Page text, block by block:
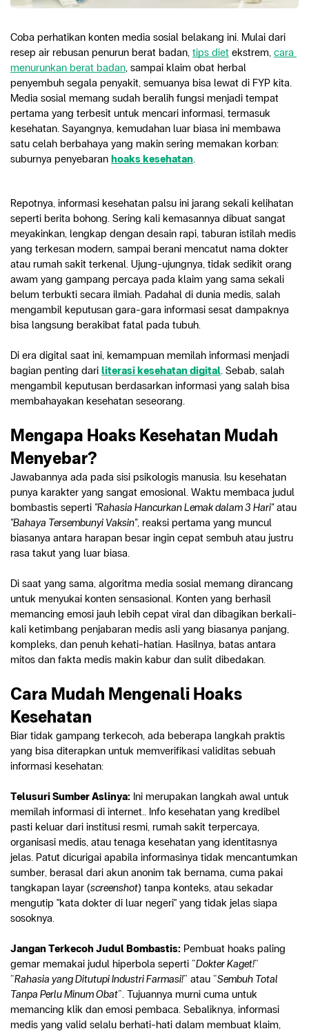
Coba perhatikan konten media sosial belakang ini. Mulai dari
resep air rebusan penurun berat badan, tips diet ekstrem, cara
menurunkan berat badan, sampai klaim obat herbal
penyembuh segala penyakit, semuanya bisa lewat di FYP kita.
Media sosial memang sudah beralih fungsi menjadi tempat
pertama yang terbesit untuk mencari informasi, termasuk
kesehatan. Sayangnya, kemudahan luar biasa ini membawa
satu celah berbahaya yang makin sering memakan korban:
suburnya penyebaran hoaks kesehatan.
Repotnya, informasi kesehatan palsu ini jarang sekali kelihatan
seperti berita bohong. Sering kali kemasannya dibuat sangat
meyakinkan, lengkap dengan desain rapi, taburan istilah medis
yang terkesan modern, sampai berani mencatut nama dokter
atau rumah sakit terkenal. Ujung-ujungnya, tidak sedikit orang
awam yang gampang percaya pada klaim yang sama sekali
belum terbukti secara ilmiah. Padahal di dunia medis, salah
mengambil keputusan gara-gara informasi sesat dampaknya
bisa langsung berakibat fatal pada tubuh.
Di era digital saat ini, kemampuan memilah informasi menjadi
bagian penting dari literasi kesehatan digital. Sebab, salah
mengambil keputusan berdasarkan informasi yang salah bisa
membahayakan kesehatan seseorang.
Mengapa Hoaks Kesehatan Mudah
Menyebar?
Jawabannya ada pada sisi psikologis manusia. Isu kesehatan
punya karakter yang sangat emosional. Waktu membaca judul
bombastis seperti "Rahasia Hancurkan Lemak dalam 3 Hari"
"Bahaya Tersembunyi Vaksin", reaksi pertama yang muncul
biasanya antara harapan besar ingin cepat sembuh atau justru
rasa takut yang luar biasa.
Di saat yang sama, algoritma media sosial memang dirancang
untuk menyukai konten sensasional. Konten yang berhasil
memancing emosi jauh lebih cepat viral dan dibagikan berkali-
kali ketimbang penjabaran medis asli yang biasanya panjang,
kompleks, dan penuh kehati-hatian. Hasilnya, batas antara
mitos dan fakta medis makin kabur dan sulit dibedakan.
Cara Mudah Mengenali Hoaks
Kesehatan
Biar tidak gampang terkecoh, ada beberapa langkah praktis
yang bisa diterapkan untuk memverifikasi validitas sebuah
informasi kesehatan:
Telusuri Sumber Aslinya: Ini merupakan langkah awal untuk
memilah informasi di internet.. Info kesehatan yang kredibel
pasti keluar dari institusi resmi, rumah sakit terpercaya,
organisasi medis, atau tenaga kesehatan yang identitasnya
jelas. Patut dicurigai apabila informasinya tidak mencantumkan
sumber, berasal dari akun anonim tak bernama, cuma pakai
tangkapan layar (screenshot) tanpa konteks, atau sekadar
mengutip "kata dokter di luar negeri" yang tidak jelas siapa
sosoknya.
Jangan Terkecoh Judul Bombastis: Pembuat hoaks paling
gemar memakai judul hiperbola seperti “Dokter Kaget!”
“Rahasia yang Ditutupi Industri Farmasi!” atau “Sembuh Total
Tanpa Perlu Minum Obat”. Tujuannya murni cuma untuk
memancing klik dan emosi pembaca. Sebaliknya, informasi
medis yang valid selalu berhati-hati dalam membuat klaim,